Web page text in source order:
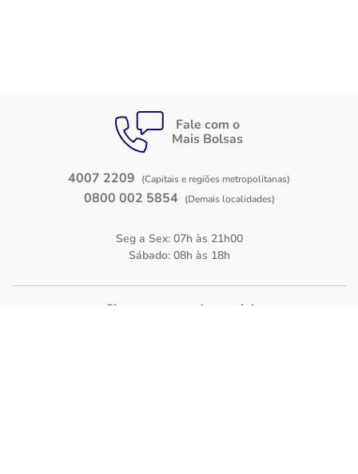
Fale com o
Mais Bolsas
4007 2209 (Capitais e regiões metropolitanas)
0800 002 5854 (Demais localidades)
Seg a Sex: 07h às 21h00
Sábado: 08h às 18h
Siga-nos nas redes sociais